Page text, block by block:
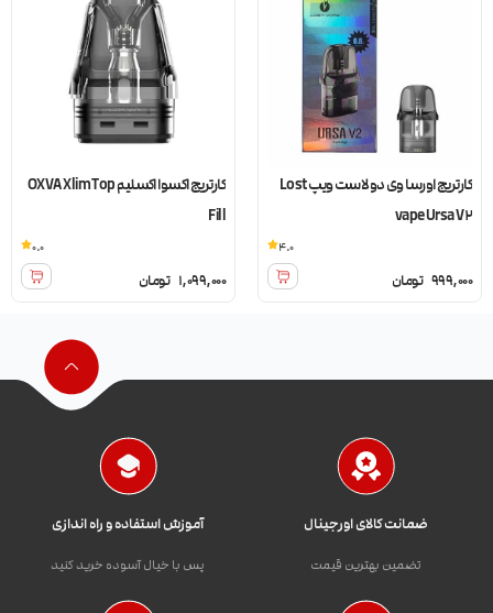
کارتریج اورسا وی دو لاست ویپ Lost
vape Ursa V2
999,000 تومان
4.0
کارتریج اکسوا اکسلیم OXVA Xlim Top
Fill
1,099,000 تومان
0.0
ضمانت کالای اورجینال
تضمین بهترین قیمت
آموزش استفاده و راه اندازی
پس با خیال آسوده خرید کنید